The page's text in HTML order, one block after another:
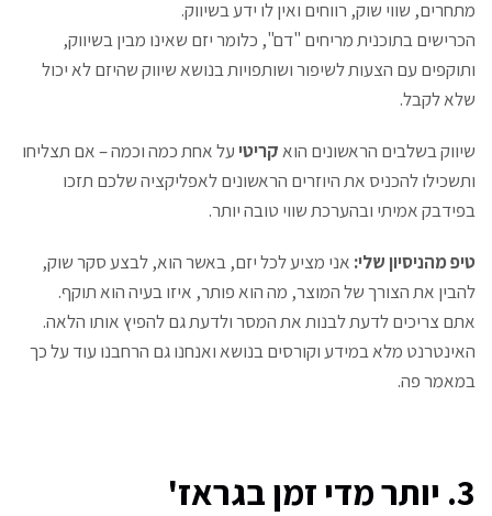
מתחרים, שווי שוק, רווחים ואין לו ידע בשיווק.
הכרישים בתוכנית מריחים "דם", כלומר יזם שאינו מבין בשיווק,
ותוקפים עם הצעות לשיפור ושותפויות בנושא שיווק שהיזם לא יכול
שלא לקבל.
שיווק בשלבים הראשונים הואקריטיעל אחת כמה וכמה – אם תצליחו
ותשכילו להכניס את היוזרים הראשונים לאפליקציה שלכם תזכו
בפידבק אמיתי ובהערכת שווי טובה יותר.
טיפ מהניסיון שלי: אני מציע לכל יזם, באשר הוא, לבצע סקר שוק,
להבין את הצורך של המוצר, מה הוא פותר, איזו בעיה הוא תוקף.
אתם צריכים לדעת לבנות את המסר ולדעת גם להפיץ אותו הלאה.
האינטרנט מלא במידע וקורסים בנושא ואנחנו גם הרחבנו עוד על כך
במאמרפה.
3. יותר מדי זמן בגראז'